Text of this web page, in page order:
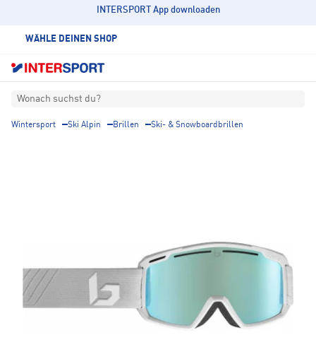
INTERSPORT App downloaden
WÄHLE DEINEN SHOP
Wonach suchst du?
Wintersport Ski Alpin Brillen Ski- & Snowboardbrillen